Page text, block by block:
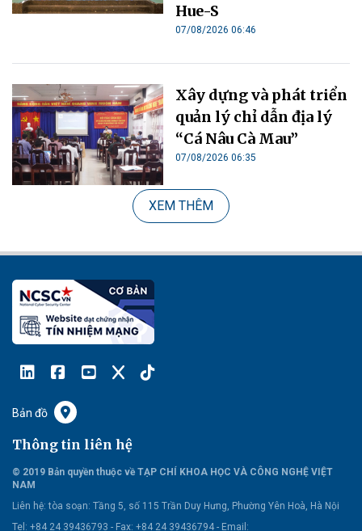
Hue-S
07/08/2026 06:46
Xây dựng và phát triển
quản lý chỉ dẫn địa lý
“Cá Nâu Cà Mau”
07/08/2026 06:35
XEM THÊM
Bản đồ
Thông tin liên hệ
© 2019 Bản quyền thuộc về TẠP CHÍ KHOA HỌC VÀ CÔNG NGHỆ VIỆT
NAM
Liên hệ: tòa soạn: Tầng 5, số 115 Trần Duy Hưng, Phường Yên Hoà, Hà Nội
Tel: +84 24 39436793 - Fax: +84 24 39436794 - Email: